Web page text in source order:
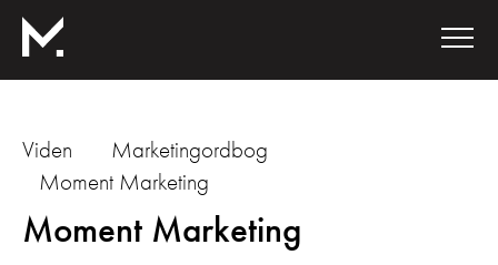
Viden
Marketingordbog
Moment Marketing
Moment Marketing